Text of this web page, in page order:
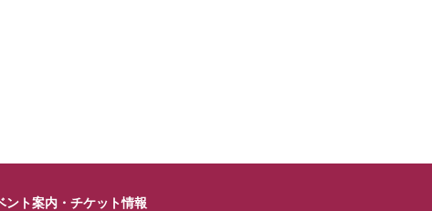
ント案内・チケット情報